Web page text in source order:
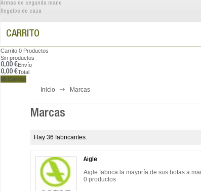
Armas de segunda mano
Regalos de caza
CARRITO
Carrito 0 Productos
Sin productos
0,00 €Envío
0,00 €Total
Mi Carrito
Inicio Marcas
Marcas
Hay 36 fabricantes.
Aigle
Aigle fabrica la mayoría de sus botas a
0 productos